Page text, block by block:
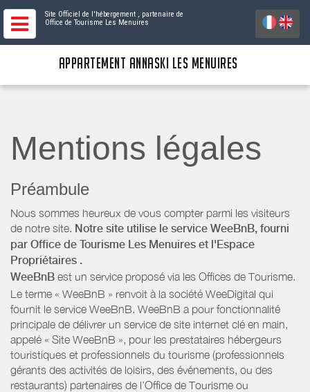
Site Officiel de l'hébergement , partenaire de
Office de Tourisme Les Menuires
APPARTEMENT ANNASKI LES MENUIRES
Mentions légales
Préambule
Nous sommes heureux de vous compter parmi les visiteurs
de notre site. Notre site utilise le service WeeBnB, fourni
par Office de Tourisme Les Menuires et l'Espace
Propriétaires .
WeeBnB est un service proposé via les Offices de Tourisme.
Le terme « WeeBnB » renvoit à la société WeeDigital qui
fournit le service WeeBnB. WeeBnB a pour fonctionnalité
principale de délivrer un service de site internet clé en main,
appelé « Site WeeBnB », pour les prestataires hébergeurs
touristiques et professionnels du tourisme (professionnels
gérants des activités de loisirs, des événements, ou des
restaurants) partenaires de l’Office de Tourisme ou